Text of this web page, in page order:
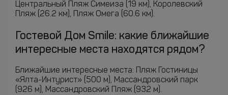
Центральный Пляж Симеиза (19 км), Королевский
Пляж (26.2 км), Пляж Омега (60.6 км).
Гостевой Дом Smile: какие ближайшие
интересные места находятся рядом?
Ближайшие интересные места: Пляж Гостиницы
«Ялта-Интурист» (500 м), Массандровский парк
(926 м), Массандровский Пляж (932 м).